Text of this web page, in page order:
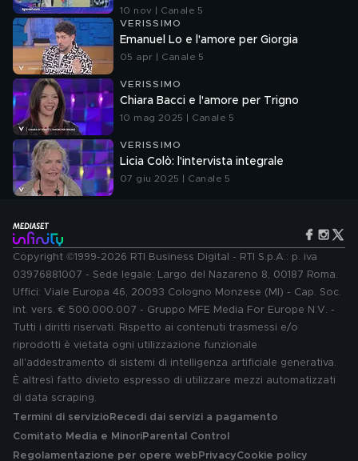
10 nov | Canale 5
VERISSIMO
Emanuel Lo e l'amore per Giorgia
05 apr | Canale 5
VERISSIMO
Chiara Bacci e l'amore per Trigno
10 mag 2025 | Canale 5
VERISSIMO
Licia Colò: l'intervista integrale
07 giu 2025 | Canale 5
Copyright ©1999-2026 RTI Business Digital - RTI S.p.A.: p. iva
03976881007 - Sede legale: Largo del Nazareno 8, 00187 Roma.
Uffici: Viale Europa 46, 20093 Cologno Monzese (MI) - Cap. Soc.
int. vers. € 500.000.007 - Gruppo MFE Media For Europe N.V. -
Tutti i diritti riservati. Rispetto ai contenuti trasmessi e/o
riprodotti è vietata ogni utilizzazione funzionale
all'addestramento di sistemi di intelligenza artificiale generativa.
È altresì fatto divieto espresso di utilizzare mezzi automatizzati
di data scraping.
Termini di servizio Recedi dai servizi a pagamento
Comitato Media e MinoriParental Control
Regolamentazione per opere web PrivacyCookie policy